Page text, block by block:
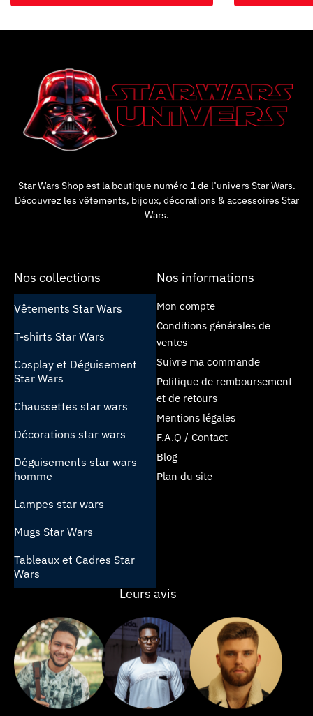
Star Wars Shop est la boutique numéro 1 de l’univers Star Wars.
Découvrez les vêtements, bijoux, décorations & accessoires Star
Wars.
Nos collections
Vêtements Star Wars
T-shirts Star Wars
Cosplay et Déguisement
Star Wars
Chaussettes star wars
Décorations star wars
Déguisements star wars
homme
Lampes star wars
Mugs Star Wars
Tableaux et Cadres Star
Wars
Nos informations
Mon compte
Conditions générales de
ventes
Suivre ma commande
Politique de remboursement
et de retours
Mentions légales
F.A.Q / Contact
Blog
Plan du site
Leurs avis